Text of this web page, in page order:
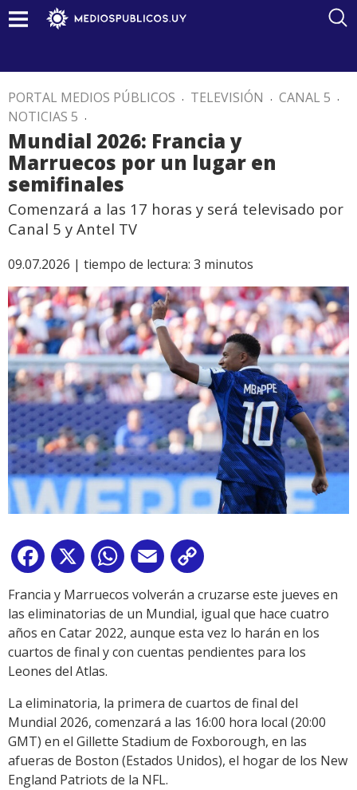
PORTAL MEDIOS PÚBLICOS . TELEVISIÓN . CANAL 5 .
NOTICIAS 5 .
Mundial 2026: Francia y
Marruecos por un lugar en
semifinales
Comenzará a las 17 horas y será televisado por
Canal 5 y Antel TV
09.07.2026 | tiempo de lectura: 3 minutos
Facebook
X WhatsApp
Email
Link
Francia y Marruecos volverán a cruzarse este jueves en
las eliminatorias de un Mundial, igual que hace cuatro
años en Catar 2022, aunque esta vez lo harán en los
cuartos de final y con cuentas pendientes para los
Leones del Atlas.
La eliminatoria, la primera de cuartos de final del
Mundial 2026, comenzará a las 16:00 hora local (20:00
GMT) en el Gillette Stadium de Foxborough, en las
afueras de Boston (Estados Unidos), el hogar de los New
England Patriots de la NFL.